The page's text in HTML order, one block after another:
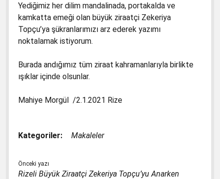
Yediğimiz her dilim mandalinada, portakalda ve
kamkatta emeği olan büyük ziraatçi Zekeriya
Topçu’ya şükranlarımızı arz ederek yazımı
noktalamak istiyorum.
Burada andığımız tüm ziraat kahramanlarıyla birlikte
ışıklar içinde olsunlar.
Mahiye Morgül /2.1.2021 Rize
Kategoriler: Makaleler
Önceki yazı
Rizeli Büyük Ziraatçi Zekeriya Topçu’yu Anarken